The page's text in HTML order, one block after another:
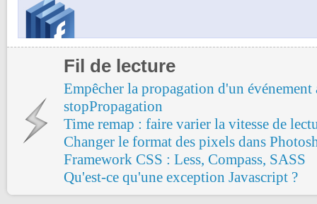
Fil de lecture
Empêcher la propagation d'un événement
stopPropagation
Time remap : faire varier la vitesse de
Changer le format des pixels dans
Framework CSS : Less, Compass, SASS
Qu'est-ce qu'une exception Javascript ?